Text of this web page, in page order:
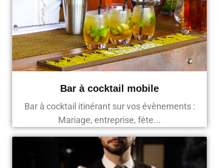
Bar à cocktail mobile
Bar à cocktail itinérant sur vos évènements :
Mariage, entreprise, fête...